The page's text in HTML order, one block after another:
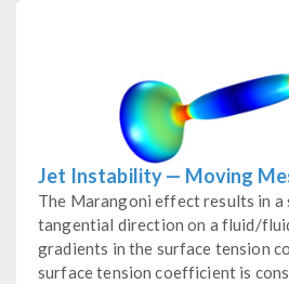
Jet Instability — Moving
The Marangoni effect results in
tangential direction on a fluid/
gradients in the surface tension
surface tension coefficient is